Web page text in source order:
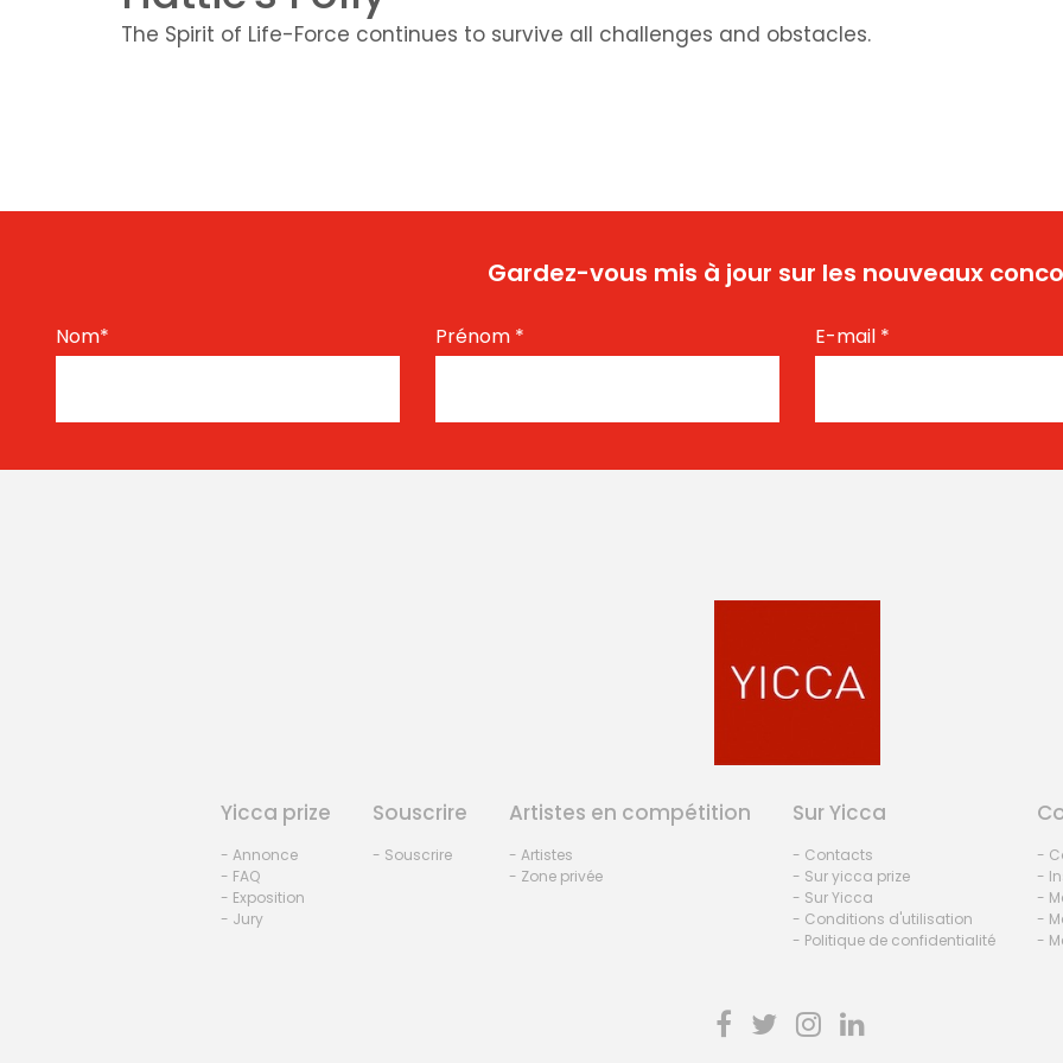
The Spirit of Life-Force continues to survive all challenges and obstacles.
Gardez-vous mis à jour sur les nouveaux
Nom* Prénom * E-mail *
Yicca prize
- Annonce
- FAQ
- Exposition
- Jury
Souscrire
- Souscrire
Artistes en compétition
- Artistes
- Zone privée
Sur Yicca
- Contacts
- Sur yicca prize
- Sur Yicca
- Conditions d'utilisation
- Politique de confidentialité
-
-
-
-
-